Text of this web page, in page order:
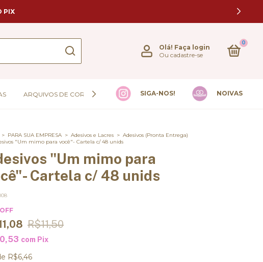
PIX
Olá! Faça login
Ou cadastre-se
0
ARQUIVOS DE CORTE SIGA-NOS! NOIVAS
> PARA SUA EMPRESA > Adesivos e Lacres > Adesivos (Pronta Entrega)
"Um mimo para você"- Cartela c/ 48 unids
"Um mimo para
Cartela c/ 48 unids
OFF
R$11,50
com Pix
R$6,46